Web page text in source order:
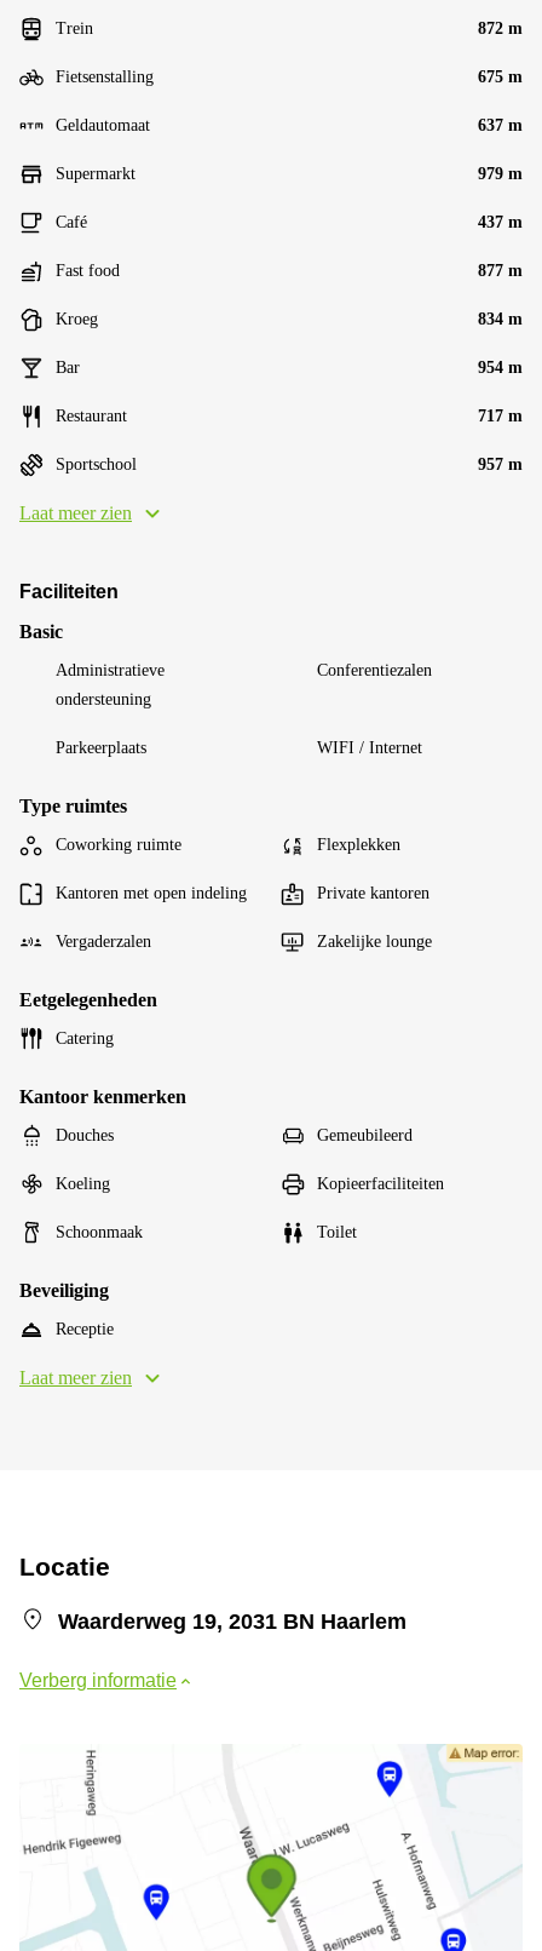
Trein 872 m
Fietsenstalling 675 m
Geldautomaat 637 m
Supermarkt 979 m
Café 437 m
Fast food 877 m
Kroeg 834 m
Bar 954 m
Restaurant 717 m
Sportschool 957 m
Laat meer zien
Faciliteiten
Basic
Administratieve
ondersteuning
Conferentiezalen
Parkeerplaats WIFI / Internet
Type ruimtes
Coworking ruimte Flexplekken
Kantoren met open indeling Private kantoren
Vergaderzalen Zakelijke lounge
Eetgelegenheden
Catering
Kantoor kenmerken
Douches Gemeubileerd
Koeling Kopieerfaciliteiten
Schoonmaak Toilet
Beveiliging
Receptie
Laat meer zien
Locatie
Waarderweg 19, 2031 BN Haarlem
Verberg informatie